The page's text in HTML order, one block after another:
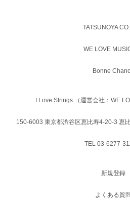
TATSUNOYA
WE LOVE
Bonne
I Love Strings.（運営会社：WE
150-6003 東京都渋谷区恵比寿4-20-3 恵
TEL 03-6277-
新規登録
よくある質